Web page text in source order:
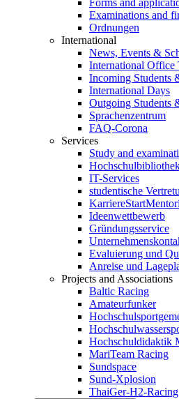
Forms and
Examinations and
Ordnungen
International
News, Events &
International Office
Incoming Students
International Days
Outgoing Students
Sprachenzentrum
FAQ-Corona
Services
Study and
IT-Services
studentische
Ideenwettbewerb
Gründungsservice
Evaluierung und
Anreise und
Projects and Associations
Baltic Racing
Amateurfunker
Hochschuldidaktik
MariTeam Racing
Sundspace
Sund-Xplosion
ThaiGer-H2-Racing